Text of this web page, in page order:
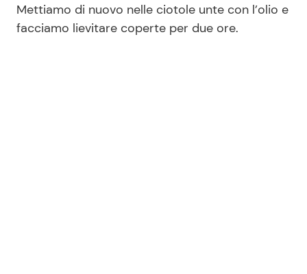
Mettiamo di nuovo nelle ciotole unte con l’olio e
facciamo lievitare coperte per due ore.